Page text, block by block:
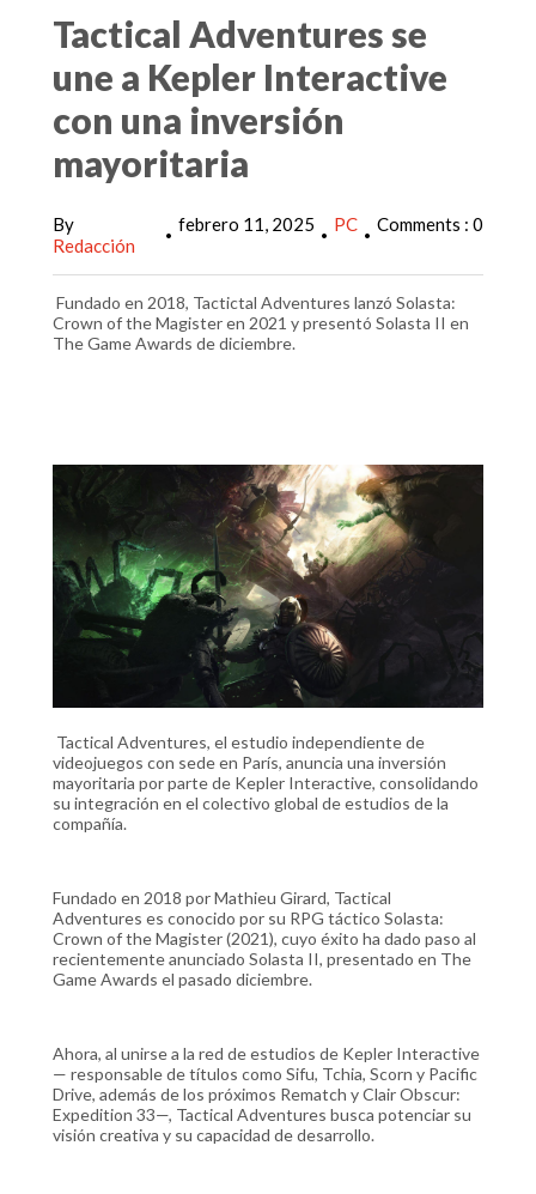
Tactical Adventures se
une a Kepler Interactive
con una inversión
mayoritaria
By
Redacción
• febrero 11, 2025 • PC • Comments : 0
Fundado en 2018, Tactictal Adventures lanzó Solasta:
Crown of the Magister en 2021 y presentó Solasta II en
The Game Awards de diciembre.
Tactical Adventures, el estudio independiente de
videojuegos con sede en París, anuncia una inversión
mayoritaria por parte de Kepler Interactive, consolidando
su integración en el colectivo global de estudios de la
compañía.
Fundado en 2018 por Mathieu Girard, Tactical
Adventures es conocido por su RPG táctico Solasta:
Crown of the Magister (2021), cuyo éxito ha dado paso al
recientemente anunciado Solasta II, presentado en The
Game Awards el pasado diciembre.
Ahora, al unirse a la red de estudios de Kepler Interactive
— responsable de títulos como Sifu, Tchia, Scorn y Pacific
Drive, además de los próximos Rematch y Clair Obscur:
Expedition 33—, Tactical Adventures busca potenciar su
visión creativa y su capacidad de desarrollo.